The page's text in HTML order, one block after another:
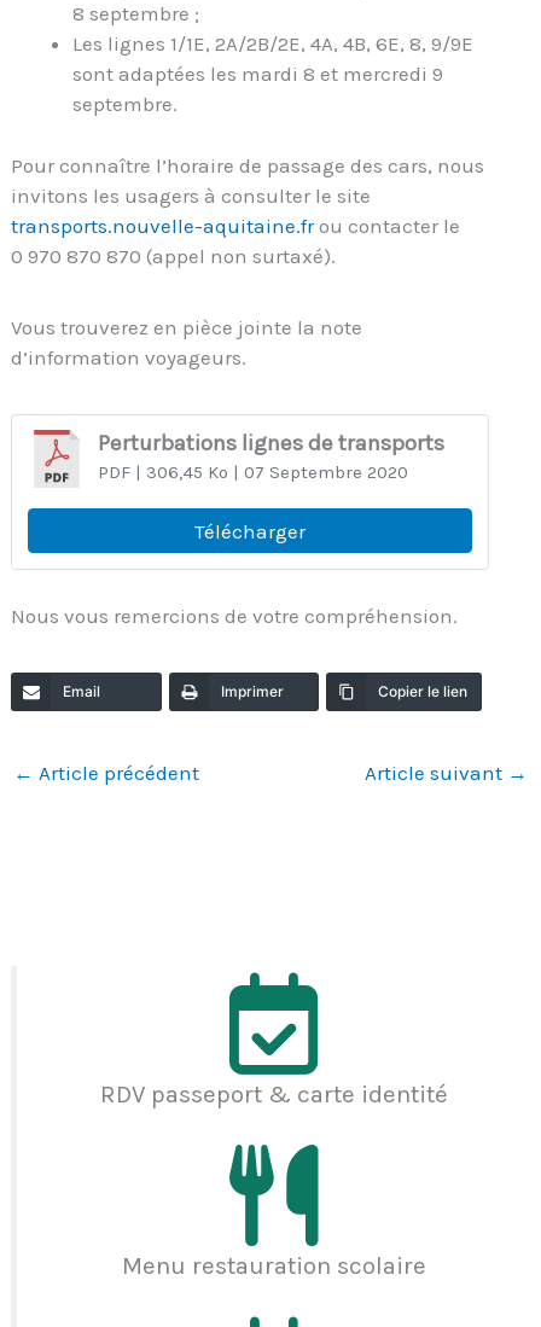
8 septembre ;
Les lignes 1/1E, 2A/2B/2E, 4A, 4B, 6E, 8, 9/9E
sont adaptées les mardi 8 et mercredi 9
septembre.
Pour connaître l’horaire de passage des cars, nous
invitons les usagers à consulter le site
transports.nouvelle-aquitaine.frou contacter le
0 970 870 870 (appel non surtaxé).
Vous trouverez en pièce jointe la note
d’information voyageurs.
Perturbations lignes de transports
PDF| 306,45 Ko | 07 Septembre 2020
Télécharger
Nous vous remercions de votre compréhension.
Email Imprimer Copier le lien
← Article précédent Article suivant →
RDV passeport & carte identité
Menu restauration scolaire